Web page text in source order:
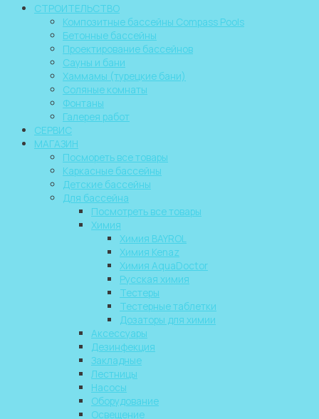
СТРОИТЕЛЬСТВО
Композитные бассейны Compass Pools
Бетонные бассейны
Проектирование бассейнов
Сауны и бани
Хаммамы (турецкие бани)
Соляные комнаты
Фонтаны
Галерея работ
СЕРВИС
МАГАЗИН
Посмореть все товары
Каркасные бассейны
Детские бассейны
Для бассейна
Посмотреть все товары
Химия
Химия BAYROL
Химия Kenaz
Химия AquaDoctor
Русская химия
Тестеры
Тестерные таблетки
Дозаторы для химии
Аксессуары
Дезинфекция
Закладные
Лестницы
Насосы
Оборудование
Освещение